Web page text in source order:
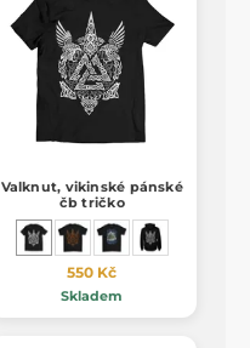
Valknut, vikinské pánské
čb tričko
550 Kč
Skladem